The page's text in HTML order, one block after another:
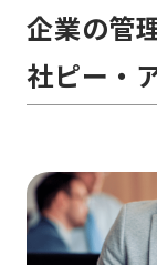
企業の管
社ピー・